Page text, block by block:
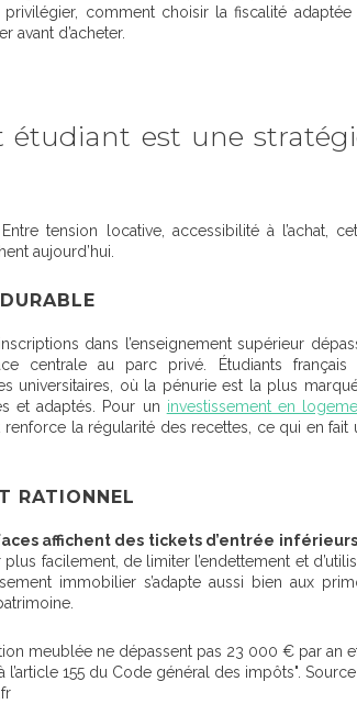
comment choisir la fiscalité adaptée
avant d’acheter.
est une
tension locative, accessibilité à l’achat,
aujourd’hui.
dans l’enseignement supérieur
centrale au parc privé. Étudiants français
universitaires, où la pénurie est la plus
et adaptés. Pour un investissement en
la régularité des recettes, ce qui en fait
RATIONNEL
affichent des tickets d’entrée
plus facilement, de limiter l’endettement et
immobilier s’adapte aussi bien aux
meublée ne dépassent pas 23 000 € par an
155 du Code général des impôts". Source